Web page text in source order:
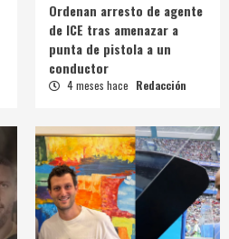
Ordenan arresto de agente
de ICE tras amenazar a
punta de pistola a un
conductor
4 meses hace Redacción